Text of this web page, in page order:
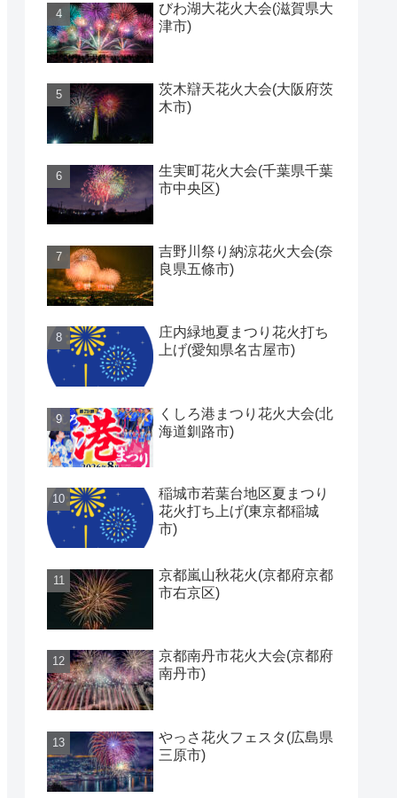
びわ湖大花火大会(滋賀県大
津市)
茨木辯天花火大会(大阪府茨
木市)
生実町花火大会(千葉県千葉
市中央区)
吉野川祭り納涼花火大会(奈
良県五條市)
庄内緑地夏まつり花火打ち
上げ(愛知県名古屋市)
くしろ港まつり花火大会(北
海道釧路市)
稲城市若葉台地区夏まつり
花火打ち上げ(東京都稲城
市)
京都嵐山秋花火(京都府京都
市右京区)
京都南丹市花火大会(京都府
南丹市)
やっさ花火フェスタ(広島県
三原市)